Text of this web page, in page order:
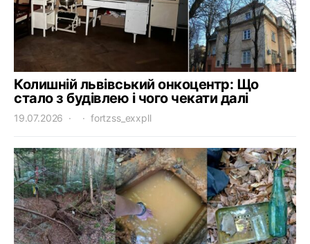
Колишній львівський онкоцентр: Що
стало з будівлею і чого чекати далі
19.07.2026 fortzss_exxpll